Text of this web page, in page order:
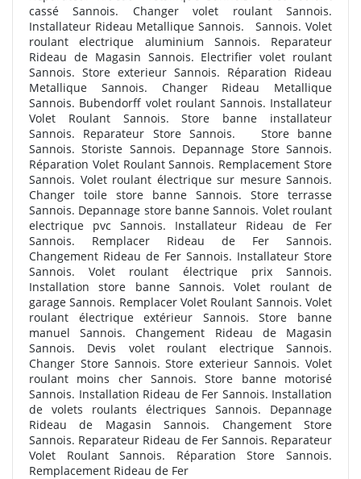
cassé Sannois. Changer volet roulant Sannois.
Installateur Rideau Metallique Sannois.
Sannois. Volet
roulant electrique aluminium Sannois. Reparateur
Rideau de Magasin Sannois. Electrifier volet roulant
Sannois. Store exterieur Sannois. Réparation Rideau
Metallique Sannois. Changer Rideau Metallique
Sannois. Bubendorff volet roulant Sannois. Installateur
Volet Roulant Sannois. Store banne installateur
Sannois. Reparateur Store Sannois. Store banne
Sannois. Storiste Sannois. Depannage Store Sannois.
Réparation Volet Roulant Sannois. Remplacement Store
Sannois. Volet roulant électrique sur mesure Sannois.
Changer toile store banne Sannois. Store terrasse
Sannois. Depannage store banne Sannois. Volet roulant
electrique pvc Sannois. Installateur Rideau de Fer
Sannois. Remplacer Rideau de Fer Sannois.
Changement Rideau de Fer Sannois. Installateur Store
Sannois. Volet roulant électrique prix Sannois.
Installation store banne Sannois. Volet roulant de
garage Sannois. Remplacer Volet Roulant Sannois. Volet
roulant électrique extérieur Sannois. Store banne
manuel Sannois. Changement Rideau de Magasin
Sannois. Devis volet roulant electrique Sannois.
Changer Store Sannois. Store exterieur Sannois. Volet
roulant moins cher Sannois. Store banne motorisé
Sannois. Installation Rideau de Fer Sannois. Installation
de volets roulants électriques Sannois. Depannage
Rideau de Magasin Sannois. Changement Store
Sannois. Reparateur Rideau de Fer Sannois. Reparateur
Volet Roulant Sannois. Réparation Store Sannois.
Remplacement Rideau de Fer